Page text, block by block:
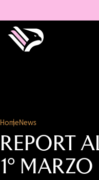
HomeNews
REPORT
1° MARZO